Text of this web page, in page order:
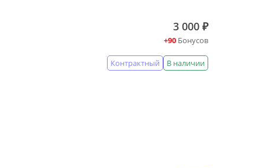
3 000 ₽
+90Бонусов
В наличии
Контрактный